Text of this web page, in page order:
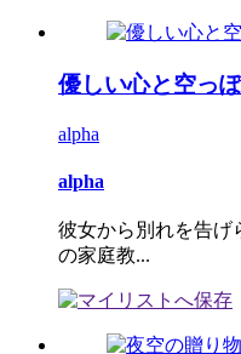
優しい心と空っ
alpha
alpha
彼女から別れを告げ
の家庭教...